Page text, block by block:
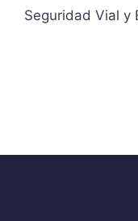
Seguridad Vial y